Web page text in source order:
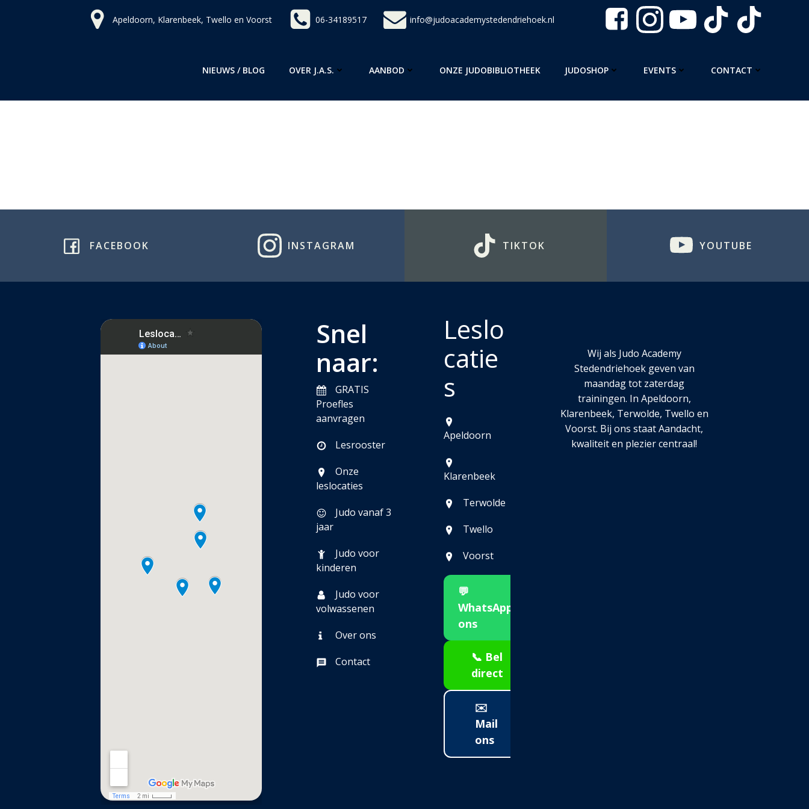
Apeldoorn, Klarenbeek, Twello en Voorst 06-34189517 info@judoacademystedendriehoek.nl
NIEUWS / BLOG OVER J.A.S. AANBOD ONZE JUDOBIBLIOTHEEK JUDOSHOP EVENTS CONTACT
FACEBOOK INSTAGRAM TIKTOK YOUTUBE
Snel
naar:
GRATIS
Proefles
aanvragen
Lesrooster
Onze
leslocaties
Judo vanaf 3
jaar
Judo voor
kinderen
Judo voor
volwassenen
Over ons
Contact
Leslo
catie
s
Apeldoorn
Klarenbeek
Terwolde
Twello
Voorst
💬
WhatsApp
ons
📞 Bel
direct
✉️
Mail
ons
Wij als Judo Academy
Stedendriehoek geven van
maandag tot zaterdag
trainingen. In Apeldoorn,
Klarenbeek, Terwolde, Twello en
Voorst. Bij ons staat Aandacht,
kwaliteit en plezier centraal!